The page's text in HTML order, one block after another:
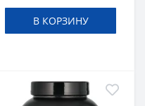
В КОРЗИНУ